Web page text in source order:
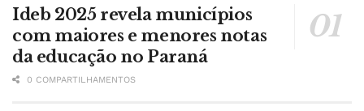
Ideb 2025 revela municípios
com maiores e menores notas
da educação no Paraná
0 COMPARTILHAMENTOS